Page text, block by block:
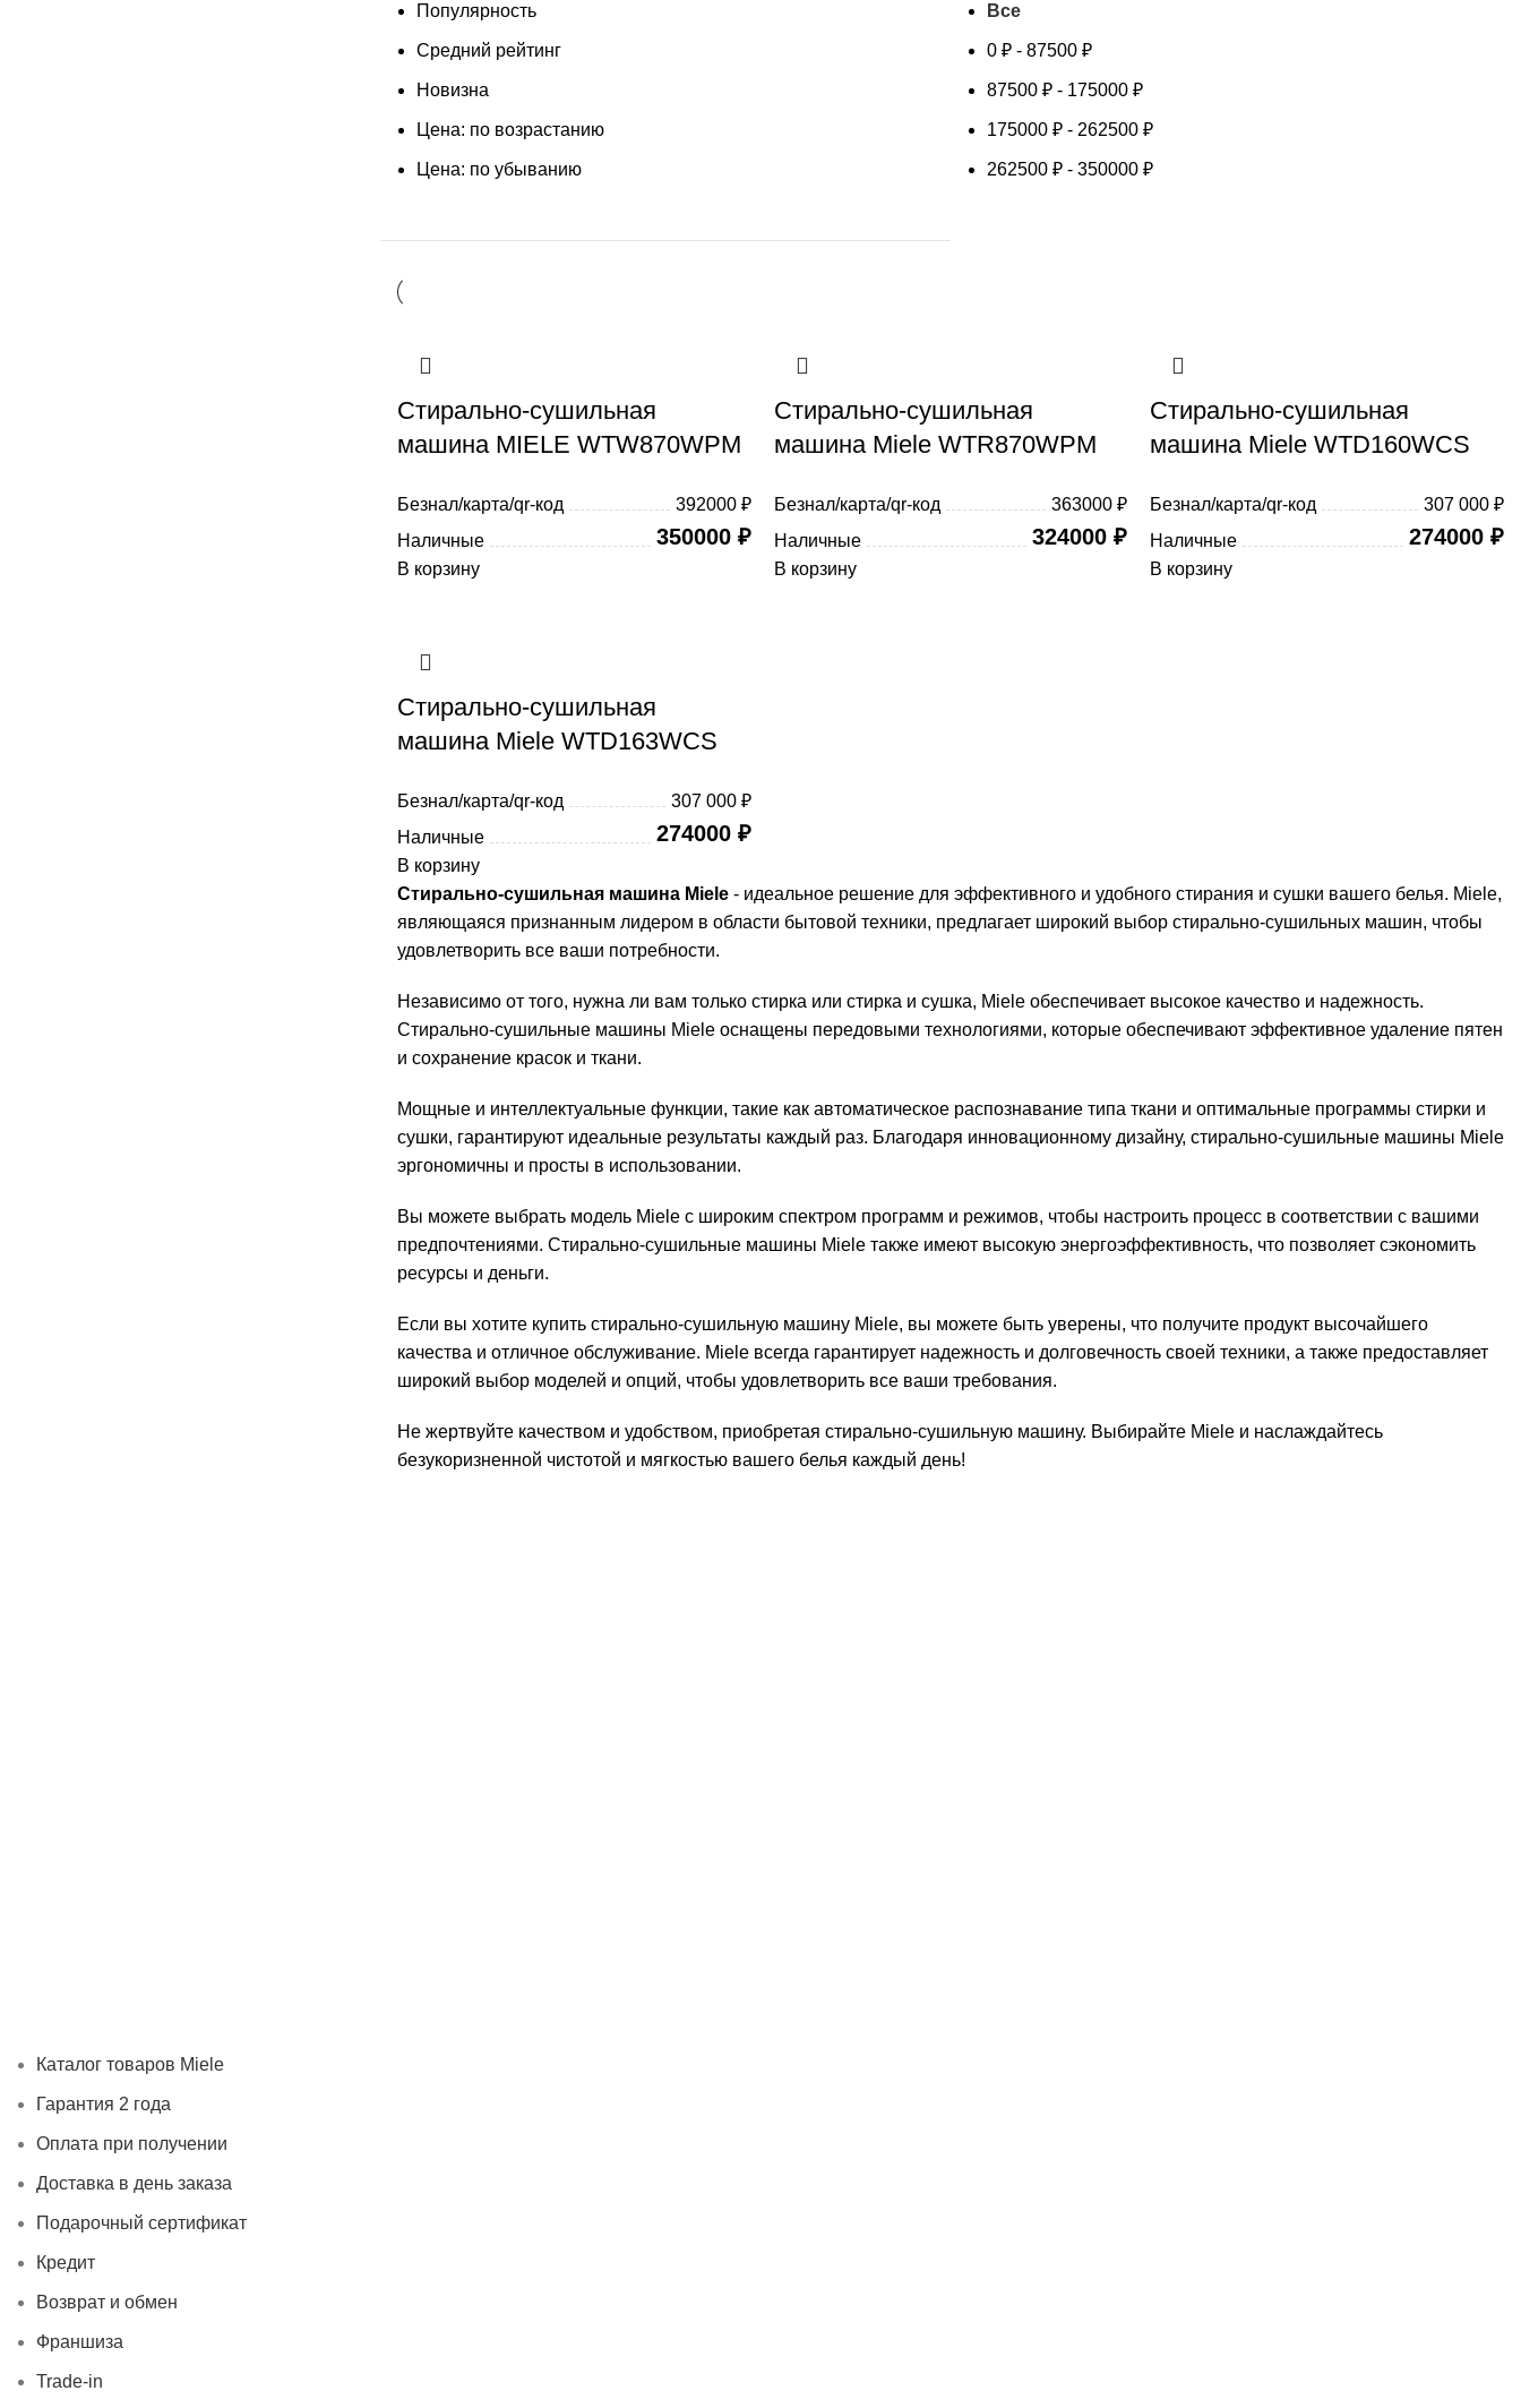
Популярность
Средний рейтинг
Новизна
Цена: по возрастанию
Цена: по убыванию
Все
0 ₽ - 87500 ₽
87500 ₽ - 175000 ₽
175000 ₽ - 262500 ₽
262500 ₽ - 350000 ₽
Стирально-сушильная
машина MIELE WTW870WPM
Безнал/карта/qr-код
392000 ₽
Наличные
350000 ₽
В корзину
Стирально-сушильная
машина Miele WTR870WPM
Безнал/карта/qr-код
363000 ₽
Наличные
324000₽
В корзину
Стирально-сушильная
машина Miele WTD160WCS
Безнал/карта/qr-код
307 000 ₽
Наличные
274000 ₽
В корзину
Стирально-сушильная
машина Miele WTD163WCS
Безнал/карта/qr-код
307 000 ₽
Наличные
274000 ₽
В корзину
Стирально-сушильная машина Miele - идеальное решение для эффективного и удобного стирания и сушки вашего белья. Miele,
являющаяся признанным лидером в области бытовой техники, предлагает широкий выбор стирально-сушильных машин, чтобы
удовлетворить все ваши потребности.
Независимо от того, нужна ли вам только стирка или стирка и сушка, Miele обеспечивает высокое качество и надежность.
Стирально-сушильные машины Miele оснащены передовыми технологиями, которые обеспечивают эффективное удаление пятен
и сохранение красок и ткани.
Мощные и интеллектуальные функции, такие как автоматическое распознавание типа ткани и оптимальные программы стирки и
сушки, гарантируют идеальные результаты каждый раз. Благодаря инновационному дизайну, стирально-сушильные машины Miele
эргономичны и просты в использовании.
Вы можете выбрать модель Miele с широким спектром программ и режимов, чтобы настроить процесс в соответствии с вашими
предпочтениями. Стирально-сушильные машины Miele также имеют высокую энергоэффективность, что позволяет сэкономить
ресурсы и деньги.
Если вы хотите купить стирально-сушильную машину Miele, вы можете быть уверены, что получите продукт высочайшего
качества и отличное обслуживание. Miele всегда гарантирует надежность и долговечность своей техники, а также предоставляет
широкий выбор моделей и опций, чтобы удовлетворить все ваши требования.
Не жертвуйте качеством и удобством, приобретая стирально-сушильную машину. Выбирайте Miele и наслаждайтесь
безукоризненной чистотой и мягкостью вашего белья каждый день!
Каталог товаров Miele
Гарантия 2 года
Оплата при получении
Доставка в день заказа
Подарочный сертификат
Кредит
Возврат и обмен
Франшиза
Trade-in